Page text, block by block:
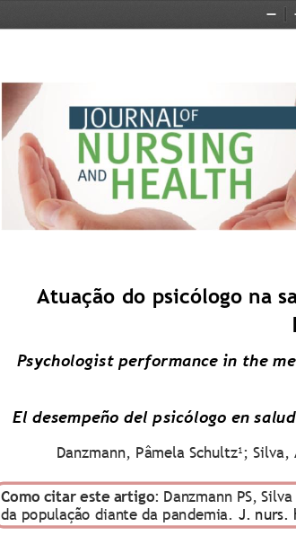
Zoom
Atuação do psicólogo na
Psychologist performance in the
El desempeño del psicólogo en
Danzmann, Pâmela Schultz1 ; Silva,
Como citar este artigo: Danzmann PS, Silva
da população diante da pandemia.
J. nurs.